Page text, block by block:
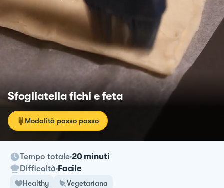
Sfogliatella fichi e feta
Modalità passo passo
Tempo totale 20 minuti
Difficoltà Facile
Healthy Vegetariana